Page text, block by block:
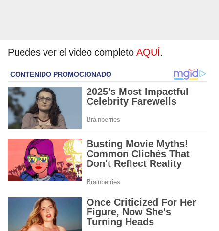
Puedes ver el video completo AQUÍ.